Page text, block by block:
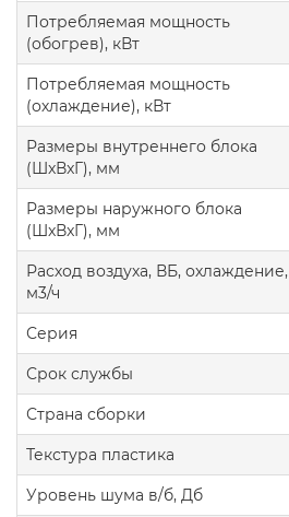
Потребляемая мощность
(обогрев), кВт
Потребляемая мощность
(охлаждение), кВт
Размеры внутреннего блока
(ШxВxГ), мм
Размеры наружного блока
(ШxВxГ), мм
Расход воздуха, ВБ, охлаждение,
м3/ч
Серия
Срок службы
Страна сборки
Текстура пластика
Уровень шума в/б, Дб